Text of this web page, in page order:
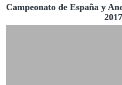
Campeonato de España y
2017